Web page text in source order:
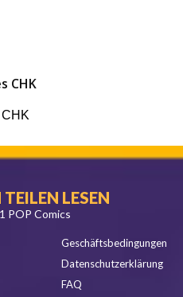
CHK
LESEN
POP Comics
Geschäftsbedingungen
Datenschutzerklärung
FAQ